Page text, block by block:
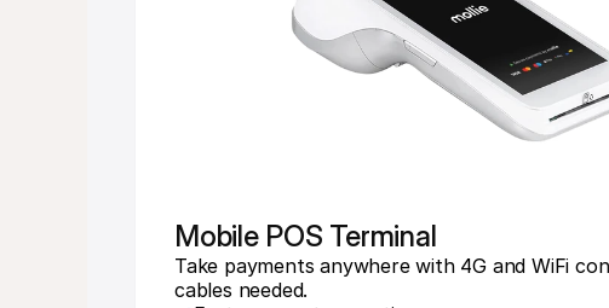
Mobile POS Terminal
Take payments anywhere with 4G and WiFi
cables needed.